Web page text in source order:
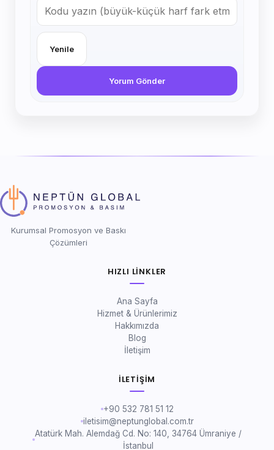
Yenile
Yorum Gönder
Kurumsal Promosyon ve Baskı
Çözümleri
HIZLI LINKLER
Ana Sayfa
Hizmet & Ürünlerimiz
Hakkımızda
Blog
İletişim
İLETIŞIM
+90 532 781 51 12
iletisim@neptunglobal.com.tr
Atatürk Mah. Alemdağ Cd. No: 140, 34764 Ümraniye /
İstanbul